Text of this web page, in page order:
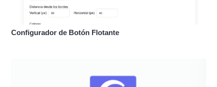
Configurador de Botón Flotante